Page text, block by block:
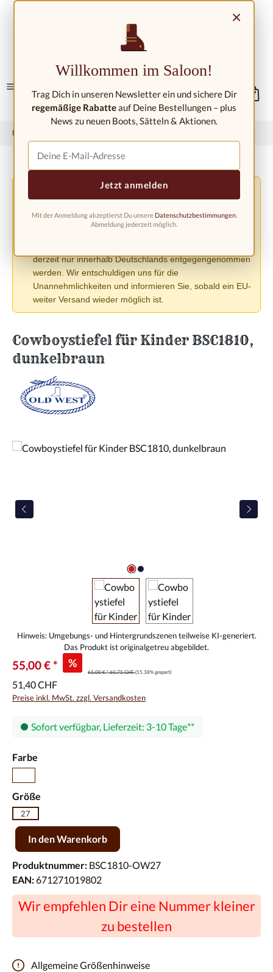
Home
⚠️
Versandänderung aufgrund der EU-Verordnung
PPWR
Aufgrund der neuen EU-Verpackungsverordnung
derzeit nur innerhalb Deutschlands entgegengenommen
werden. Wir entschuldigen uns für die
Unannehmlichkeiten und informieren Sie, sobald ein EU-
weiter Versand wieder möglich ist.
Cowboystiefel für Kinder BSC1810,
dunkelbraun
Bildergalerie überspringen
55,00 € * %
65,00 € *60,75 CHF(15.38% gespart)
51,40 CHF
Preise inkl. MwSt. zzgl. Versandkosten
Sofort verfügbar, Lieferzeit: 3-10 Tage
Farbe
Größe
27
Produkt Anzahl: Gib den gewünschten Wert ein oder benutze die
In den Warenkorb
Produktnummer: BSC1810-OW27
EAN:671271019802
Wir empfehlen Dir eine Nummer kleiner
zu bestellen
Allgemeine Größenhinweise
×
Willkommen im Saloon!
Trag Dich in unseren Newsletter ein und sichere Dir
regemäßige Rabatteauf Deine Bestellungen – plus
News zu neuen Boots, Sätteln & Aktionen.
Jetzt anmelden
Mit der Anmeldung akzeptierst Du unsere Datenschutzbestimmungen.
Abmeldung jederzeit möglich.